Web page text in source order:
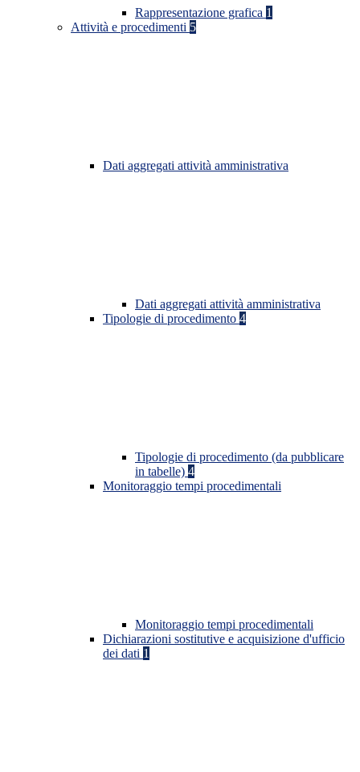
Rappresentazione grafica 1
Attività e procedimenti 5
Dati aggregati attività amministrativa
Dati aggregati attività amministrativa
Tipologie di procedimento 4
Tipologie di procedimento (da pubblicare
in tabelle) 4
Monitoraggio tempi procedimentali
Monitoraggio tempi procedimentali
Dichiarazioni sostitutive e acquisizione d'ufficio
dei dati 1